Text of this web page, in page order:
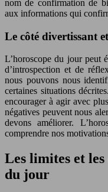
nom de confirmation de
aux informations qui
Le côté divertissant
L’horoscope du jour peut
d’introspection et de
nous pouvons nous
certaines situations
encourager à agir avec
négatives peuvent nous
devons améliorer.
comprendre nos
Les limites et les
du jour